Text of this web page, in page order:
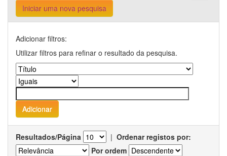
Iniciar uma nova pesquisa
Adicionar filtros:
Utilizar filtros para refinar o resultado da pesquisa.
Resultados/Página | Ordenar registos por:
Por ordem